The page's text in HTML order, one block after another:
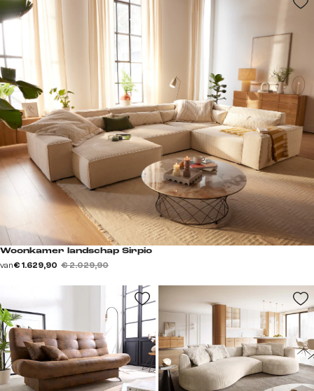
Woonkamer landschap Sirpio
van€ 1.629,90 € 2.029,90